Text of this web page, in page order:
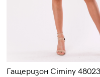
Гащеризон Ciminy